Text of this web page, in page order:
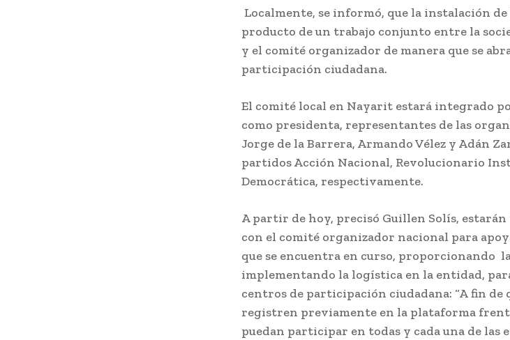
Localmente, se informó, que la instalación
producto de un trabajo conjunto entre la
y el comité organizador de manera que se
participación ciudadana.
El comité local en Nayarit estará integrado
como presidenta, representantes de las
Jorge de la Barrera, Armando Vélez y Adán
partidos Acción Nacional, Revolucionario
Democrática, respectivamente.
A partir de hoy, precisó Guillen Solís,
con el comité organizador nacional para
que se encuentra en curso, proporcionando
implementando la logística en la entidad,
centros de participación ciudadana: “A fin de
registren previamente en la plataforma
puedan participar en todas y cada una de las